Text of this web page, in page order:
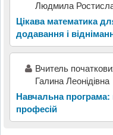
Людмила
Цікава математика
додавання і
Вчитель
Галина Леонідівна
Навчальна програма:
професій